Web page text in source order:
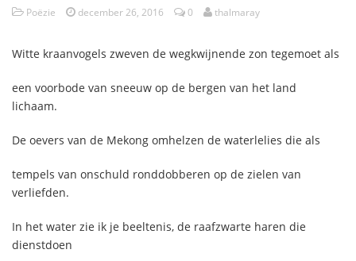
Poëzie december 26, 2016 0 thalmaray
Witte kraanvogels zweven de wegkwijnende zon tegemoet als
een voorbode van sneeuw op de bergen van het land
lichaam.
De oevers van de Mekong omhelzen de waterlelies die als
tempels van onschuld ronddobberen op de zielen van
verliefden.
In het water zie ik je beeltenis, de raafzwarte haren die
dienstdoen